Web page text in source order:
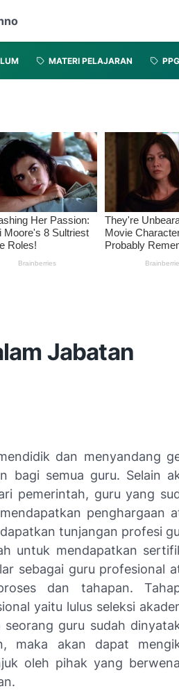
MATERI PELAJARAN
Jabatan
dan menyandang
bagi semua guru. Selain
pemerintah, guru yang
penghargaan
tunjangan profesi
untuk mendapatkan
sebagai guru profesional
dan tahapan.
yaitu lulus seleksi
guru sudah
maka akan dapat
oleh pihak yang